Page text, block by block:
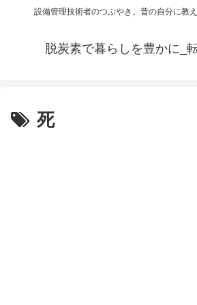
設備管理技術者のつぶやき。昔の自分に教
脱炭素で暮らしを豊かに_
死